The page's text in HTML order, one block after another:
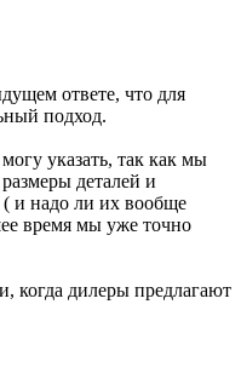
ответе, что для
подход.
указать, так как мы
деталей и
( и надо ли их вообще
время мы уже точно
когда дилеры предлагают